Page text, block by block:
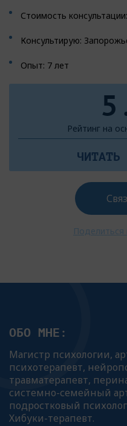
Стоимость
Консультирую:
Опыт: 7 лет
Рейтинг на
ЧИТАТЬ
Поделиться
ОБО МНЕ:
Магистр психологии,
психотерапевт,
травматерапевт,
системно-семейный
подростковый
Хибуки-терапевт.